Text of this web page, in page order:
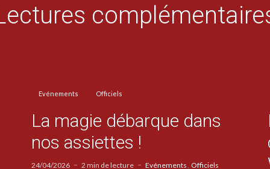
Evénements Officiels
La magie débarque dans
nos assiettes !
24/04/2026 2 min de lecture Evénements Officiels